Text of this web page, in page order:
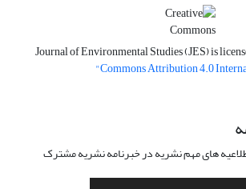
Journal of Environmental Studies (JES) is
Commons Attribution 4.0
های مهم نشریه در خبرنامه نشریه مشترک